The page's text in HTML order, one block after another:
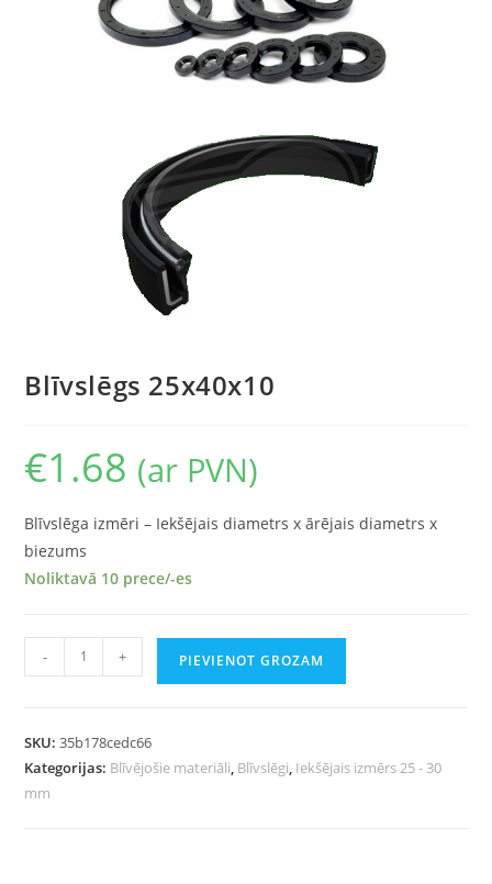
Blīvslēgs 25x40x10
€1.68 (ar PVN)
Blīvslēga izmēri – Iekšējais diametrs x ārējais diametrs x
biezums
Noliktavā 10 prece/-es
- + PIEVIENOT GROZAM
SKU:35b178cedc66
Kategorijas: Blīvējošie materiāli, Blīvslēgi, Iekšējais izmērs 25 - 30
mm